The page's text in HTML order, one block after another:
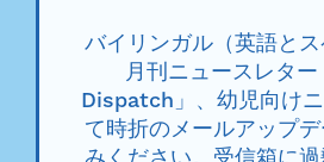
バイリンガル（英語と
月刊ニュースレタ
Dispatch」、幼児向け
て時折のメールアップ